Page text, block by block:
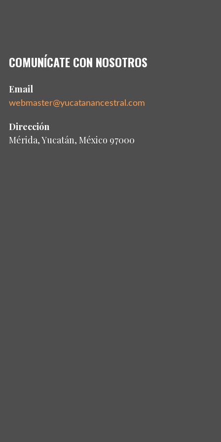
COMUNÍCATE CON NOSOTROS
Email
webmaster@yucatanancestral.com
Dirección
Mérida, Yucatán, México 97000